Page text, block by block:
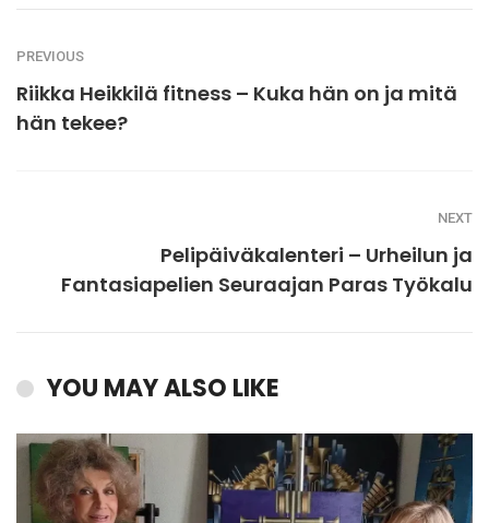
PREVIOUS
Riikka Heikkilä fitness – Kuka hän on ja mitä
hän tekee?
NEXT
Pelipäiväkalenteri – Urheilun ja
Fantasiapelien Seuraajan Paras Työkalu
YOU MAY ALSO LIKE